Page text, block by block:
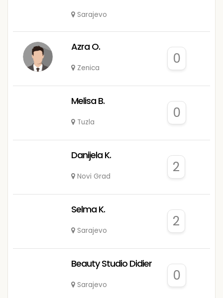
Sarajevo
Azra O.
Zenica
0
Melisa B.
Tuzla
0
Danijela K.
Novi Grad
2
Selma K.
Sarajevo
2
Beauty Studio Didier
Sarajevo
0